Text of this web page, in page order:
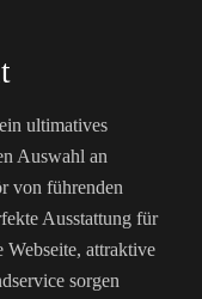
ultimatives
Auswahl an
von führenden
Ausstattung für
attraktive
sorgen